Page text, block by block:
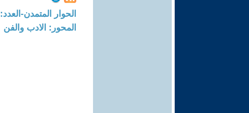
الحوار المتمدن-العدد: 8337 - 2025 / 5 / 9 - 02:54
المحور: الادب والفن